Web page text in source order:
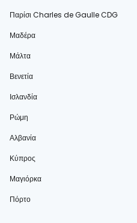
Παρίσι Charles de Gaulle CDG
Μαδέρα
Μάλτα
Βενετία
Ισλανδία
Ρώμη
Αλβανία
Κύπρος
Μαγιόρκα
Πόρτο